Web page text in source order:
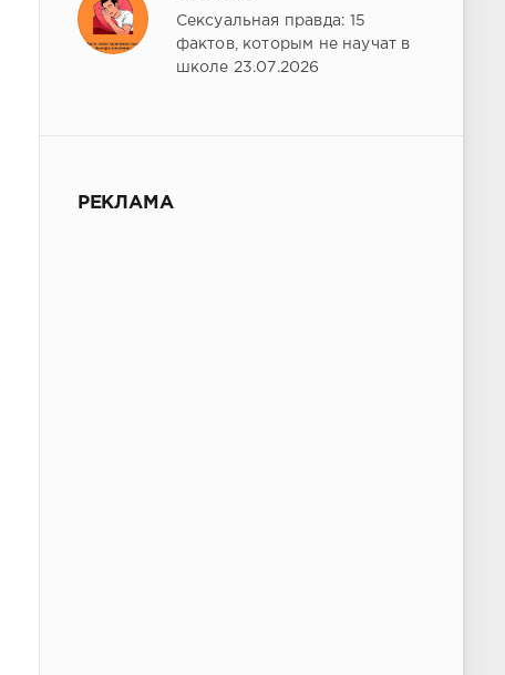
Сексуальная правда: 15
фактов, которым не научат в
школе 23.07.2026
РЕКЛАМА